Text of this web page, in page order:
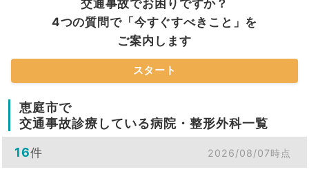
交通事故でお困りですか？
4つの質問で「今すぐすべきこと」を
ご案内します
スタート
恵庭市で
交通事故診療している病院・整形外科一覧
16件 2026/08/07時点